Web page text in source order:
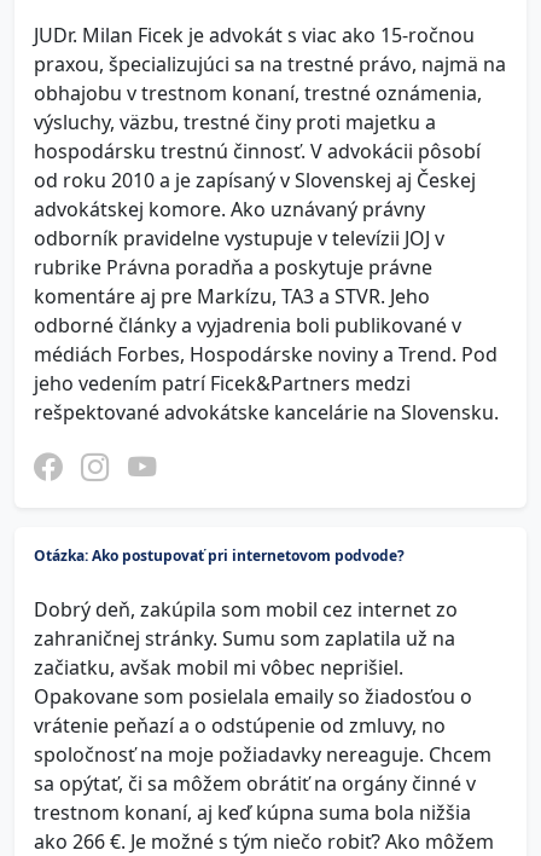
JUDr. Milan Ficek je advokát s viac ako 15-ročnou
praxou, špecializujúci sa na trestné právo, najmä na
obhajobu v trestnom konaní, trestné oznámenia,
výsluchy, väzbu, trestné činy proti majetku a
hospodársku trestnú činnosť. V advokácii pôsobí
od roku 2010 a je zapísaný v Slovenskej aj Českej
advokátskej komore. Ako uznávaný právny
odborník pravidelne vystupuje v televízii JOJ v
rubrike Právna poradňa a poskytuje právne
komentáre aj pre Markízu, TA3 a STVR. Jeho
odborné články a vyjadrenia boli publikované v
médiách Forbes, Hospodárske noviny a Trend. Pod
jeho vedením patrí Ficek&Partners medzi
rešpektované advokátske kancelárie na Slovensku.
Otázka: Ako postupovať pri internetovom podvode?
Dobrý deň, zakúpila som mobil cez internet zo
zahraničnej stránky. Sumu som zaplatila už na
začiatku, avšak mobil mi vôbec neprišiel.
Opakovane som posielala emaily so žiadosťou o
vrátenie peňazí a o odstúpenie od zmluvy, no
spoločnosť na moje požiadavky nereaguje. Chcem
sa opýtať, či sa môžem obrátiť na orgány činné v
trestnom konaní, aj keď kúpna suma bola nižšia
ako 266 €. Je možné s tým niečo robiť? Ako môžem